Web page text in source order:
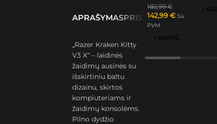
APRAŠYMASPRISTATYMAS IR
„Razer Kraken Kitty
V3 X“ – laidinės
žaidimų ausinės su
išskirtiniu baltu
dizainu, skirtos
kompiuteriams ir
žaidimų konsolėms.
Pilno dydžio
182,99€
142,99 € Su
PVM
Į KREPŠELĮ